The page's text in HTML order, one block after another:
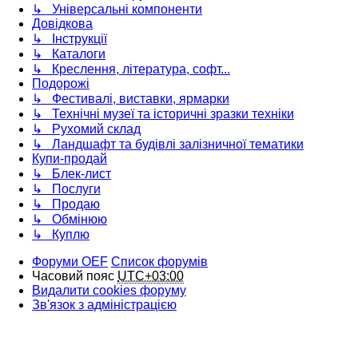
↳ Універсальні компоненти
Довідкова
↳ Інструкції
↳ Каталоги
↳ Креслення, література, софт...
Подорожі
↳ Фестивалі, виставки, ярмарки
↳ Технічні музеї та історичні зразки техніки
↳ Рухомий склад
↳ Ландшафт та будівлі залізничної тематики
Купи-продай
↳ Блек-лист
↳ Послуги
↳ Продаю
↳ Обмінюю
↳ Куплю
Форуми OEF Список форумів
Часовий пояс UTC+03:00
Видалити cookies форуму
Зв'язок з адміністрацією